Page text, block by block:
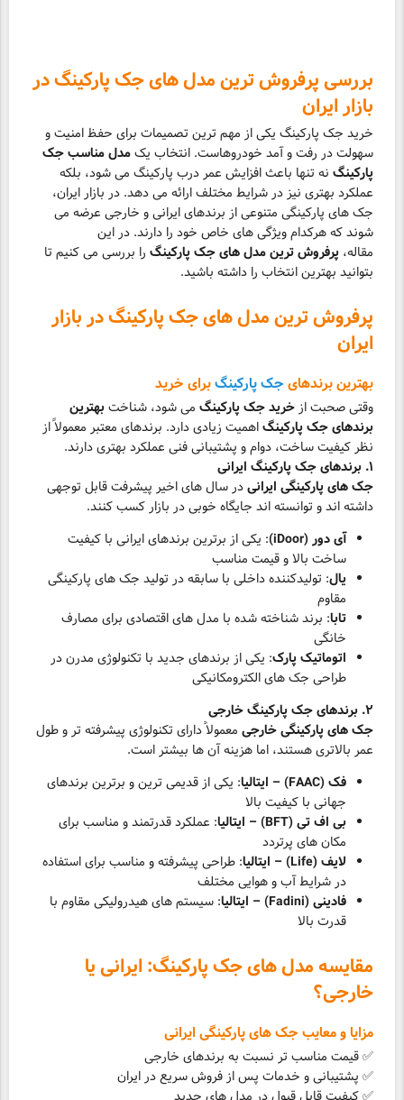
بررسی پرفروش ترین مدل های جک پارکینگ در
بازار ایران
خرید جک پارکینگ یکی از مهم ترین تصمیمات برای حفظ امنیت و
سهولت در رفت و آمد خودروهاست. انتخاب یکمدل مناسب جک
پارکینگ نه تنها باعث افزایش عمر درب پارکینگ می شود، بلکه
عملکرد بهتری نیز در شرایط مختلف ارائه می دهد. در بازار ایران،
جک های پارکینگی متنوعی از برندهای ایرانی و خارجی عرضه می
شوند که هرکدام ویژگی های خاص خود را دارند. در این
مقاله، پرفروش ترین مدل های جک پارکینگ را بررسی می کنیم تا
بتوانید بهترین انتخاب را داشته باشید.
پرفروش ترین مدل های جک پارکینگ در بازار
ایران
بهترین برندهای جک پارکینگبرای خرید
وقتی صحبت ازخرید جک پارکینگ می شود، شناختبهترین
برندهای جک پارکینگاهمیت زیادی دارد. برندهای معتبر معمولاً از
نظر کیفیت ساخت، دوام و پشتیبانی فنی عملکرد بهتری دارند.
۱. برندهای جک پارکینگ ایرانی
جک های پارکینگی ایرانیدر سال های اخیر پیشرفت قابل توجهی
داشته اند و توانسته اند جایگاه خوبی در بازار کسب کنند.
آی دور (iDoor)
: یکی از برترین برندهای ایرانی با کیفیت
ساخت بالا و قیمت مناسب
یال: تولیدکننده داخلی با سابقه در تولید جک های پارکینگی
مقاوم
تابا: برند شناخته شده با مدل های اقتصادی برای مصارف
خانگی
اتوماتیک پارک: یکی از برندهای جدید با تکنولوژی مدرن در
طراحی جک های الکترومکانیکی
۲. برندهای جک پارکینگ خارجی
جک های پارکینگی خارجی معمولاً دارای تکنولوژی پیشرفته تر و طول
عمر بالاتری هستند، اما هزینه آن ها بیشتر است.
فک (FAAC) – ایتالیا
: یکی از قدیمی ترین و برترین برندهای
جهانی با کیفیت بالا
بی اف تی (BFT) – ایتالیا
: عملکرد قدرتمند و مناسب برای
مکان های پرتردد
لایف (Life) – ایتالیا
: طراحی پیشرفته و مناسب برای استفاده
در شرایط آب و هوایی مختلف
فادینی (Fadini) – ایتالیا
: سیستم های هیدرولیکی مقاوم با
قدرت بالا
مقایسه مدل های جک پارکینگ: ایرانی یا
خارجی؟
مزایا و معایب جک های پارکینگی ایرانی
✅ قیمت مناسب تر نسبت به برندهای خارجی
✅ پشتیبانی و خدمات پس از فروش سریع در ایران